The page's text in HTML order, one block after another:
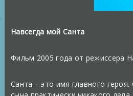
Навсегда мой Санта
Фильм 2005 года от режиссера
Санта – это имя главного